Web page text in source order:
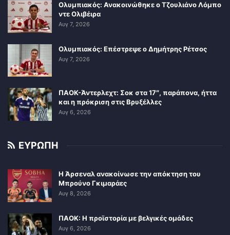
Ολυμπιακός: Ανακοινώθηκε ο Τζουλιάνο Λόμπο
ντε Ολιβέιρα
Αυγ 7, 2026
Ολυμπιακός: Επέστρεψε ο Δημήτρης Ρέτσος
Αυγ 7, 2026
ΠΑΟΚ-Άντερλεχτ: Σοκ στα 17″, παράπονα, ήττα
και η πρόκριση στις Βρυξέλλες
Αυγ 6, 2026
ΕΥΡΩΠΗ
Η Άρσεναλ ανακοίνωσε την απόκτηση του
Μπρούνο Γκιμαράες
Αυγ 8, 2026
ΠΑΟΚ: Η προϊστορία με βελγικές ομάδες
Αυγ 6, 2026